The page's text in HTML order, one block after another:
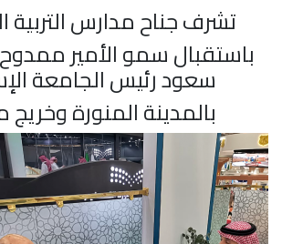
تشرف جناحمدارس التربية
باستقبال سمو الأمير
سعود رئيس الجامعة
بالمدينة المنورة وخريج